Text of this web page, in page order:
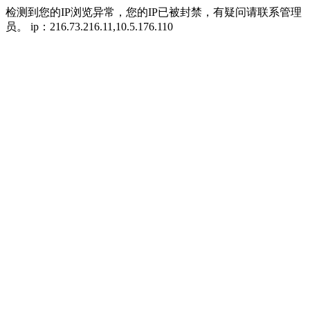
检测到您的IP浏览异常，您的IP已被封禁，有疑问请联系管理
员。 ip：216.73.216.11,10.5.176.110